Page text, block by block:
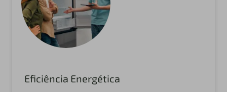
Eficiência Energética